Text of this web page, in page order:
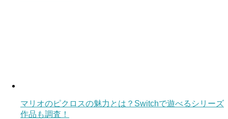
マリオのピクロスの魅力とは？Switchで遊べるシリーズ
作品も調査！